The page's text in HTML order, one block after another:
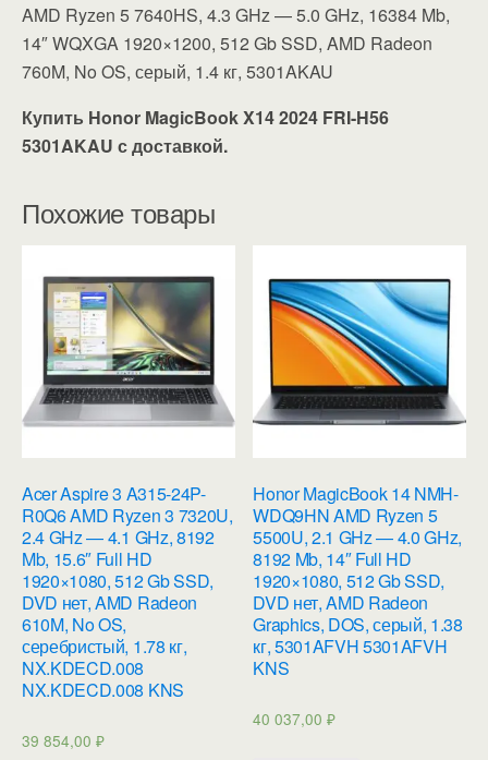
AMD Ryzen 5 7640HS, 4.3 GHz — 5.0 GHz, 16384 Mb,
14″ WQXGA 1920×1200, 512 Gb SSD, AMD Radeon
760M, No OS, серый, 1.4 кг, 5301AKAU
Купить Honor MagicBook X14 2024 FRI-H56
5301AKAU с доставкой.
Похожие товары
Acer Aspire 3 A315-24P-
R0Q6 AMD Ryzen 3 7320U,
2.4 GHz — 4.1 GHz, 8192
Mb, 15.6″ Full HD
1920×1080, 512 Gb SSD,
DVD нет, AMD Radeon
610M, No OS,
серебристый, 1.78 кг,
NX.KDECD.008
NX.KDECD.008 KNS
39 854,00 ₽
Honor MagicBook 14 NMH-
WDQ9HN AMD Ryzen 5
5500U, 2.1 GHz — 4.0 GHz,
8192 Mb, 14″ Full HD
1920×1080, 512 Gb SSD,
DVD нет, AMD Radeon
Graphics, DOS, серый, 1.38
кг, 5301AFVH 5301AFVH
KNS
40 037,00₽